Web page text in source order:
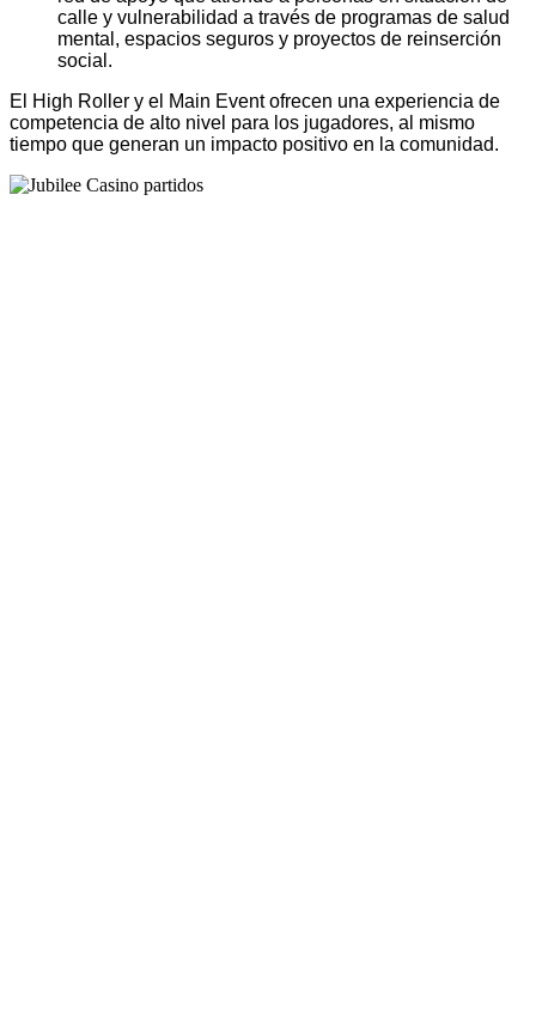
calle y vulnerabilidad a través de programas de salud
mental, espacios seguros y proyectos de reinserción
social.
E l High Roller y el Main Event ofrecen una experiencia de
competencia de alto nivel para los jugadores, al mismo
tiempo que generan un impacto positivo en la comunidad.